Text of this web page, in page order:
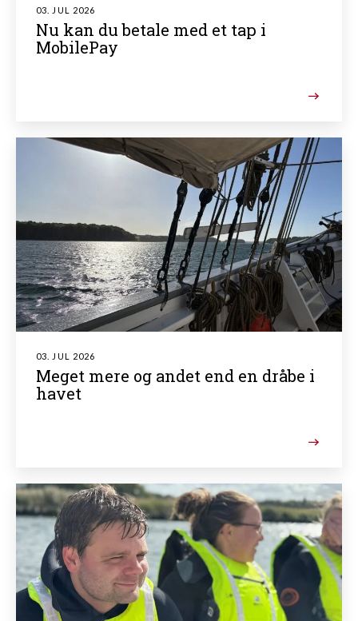
03. JUL 2026
Nu kan du betale med et tap i
MobilePay
03. JUL 2026
Meget mere og andet end en dråbe i
havet